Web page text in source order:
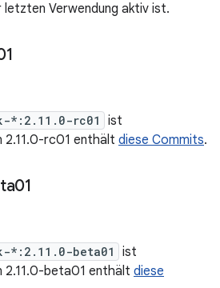
letzten Verwendung aktiv ist.
*:2.11.0-rc01
ist
rc01 enthält diese Commits.
*:2.11.0-beta01
ist
beta01 enthält diese